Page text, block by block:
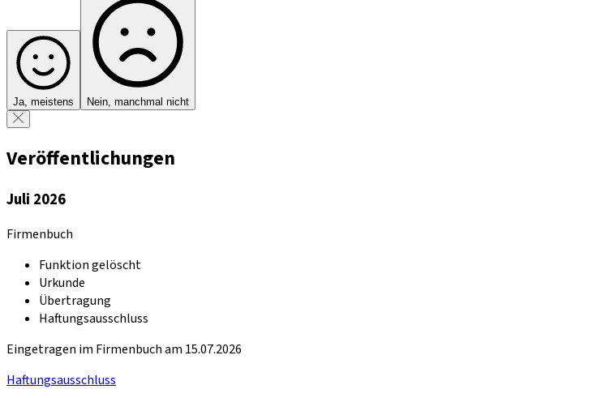
Ja, meistens Nein, manchmal nicht
Veröffentlichungen
Juli 2026
Firmenbuch
Funktion gelöscht
Urkunde
Übertragung
Haftungsausschluss
Eingetragen im Firmenbuch am 15.07.2026
Haftungsausschluss